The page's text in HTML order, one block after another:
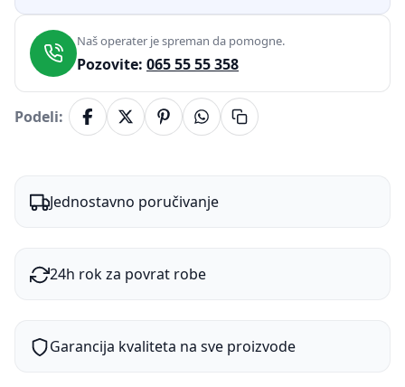
Naš operater je spreman da pomogne.
Pozovite: 065 55 55 358
Podeli:
Jednostavno poručivanje
24h rok za povrat robe
Garancija kvaliteta na sve proizvode